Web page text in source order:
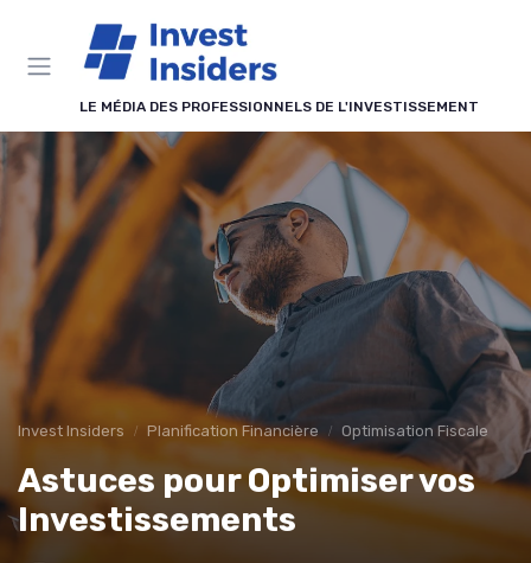
LE MÉDIA DES PROFESSIONNELS DE L'INVESTISSEMENT
Invest Insiders Planification Financière Optimisation Fiscale
Astuces pour Optimiser vos
Investissements